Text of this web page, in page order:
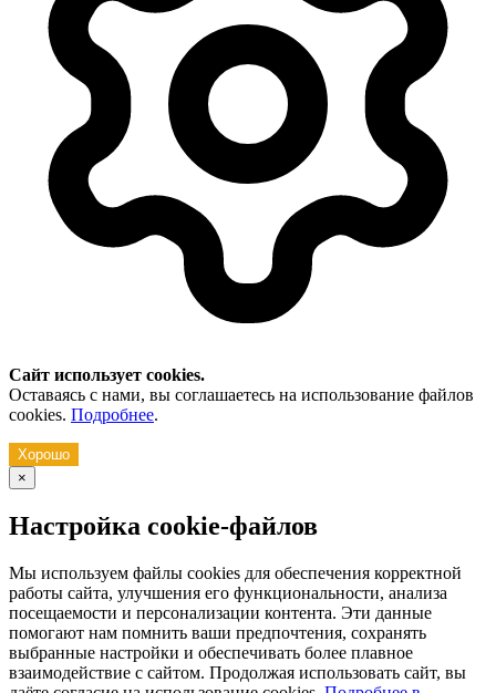
Сайт использует cookies.
Оставаясь с нами, вы соглашаетесь на использование файлов
cookies. Подробнее.
Хорошо
×
Настройка cookie-файлов
Мы используем файлы cookies для обеспечения корректной
работы сайта, улучшения его функциональности, анализа
посещаемости и персонализации контента. Эти данные
помогают нам помнить ваши предпочтения, сохранять
выбранные настройки и обеспечивать более плавное
взаимодействие с сайтом. Продолжая использовать сайт, вы